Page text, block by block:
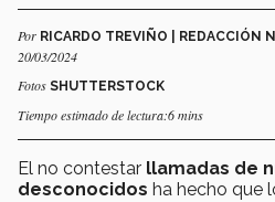
Por RICARDO TREVIÑO | REDACCIÓN
20/03/2024
Fotos SHUTTERSTOCK
Tiempo estimado de lectura:6 mins
El no contestar llamadas de
desconocidos ha hecho que